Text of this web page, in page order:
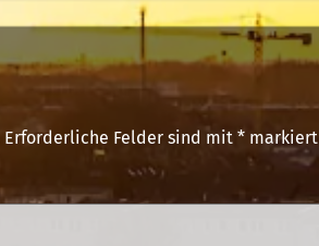
Erforderliche Felder sind mit *markiert